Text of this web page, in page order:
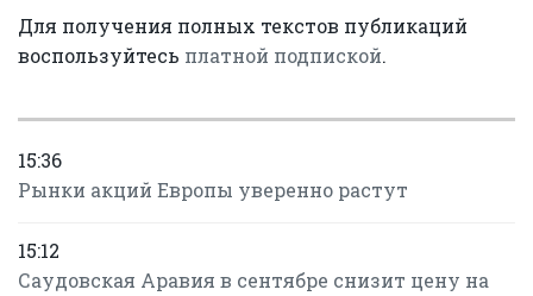
Для получения полных текстов публикаций
воспользуйтесь платной подпиской.
15:36
Рынки акций Европы уверенно растут
15:12
Саудовская Аравия в сентябре снизит цену на